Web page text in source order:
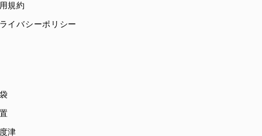
規約
イバシーポリシー
津